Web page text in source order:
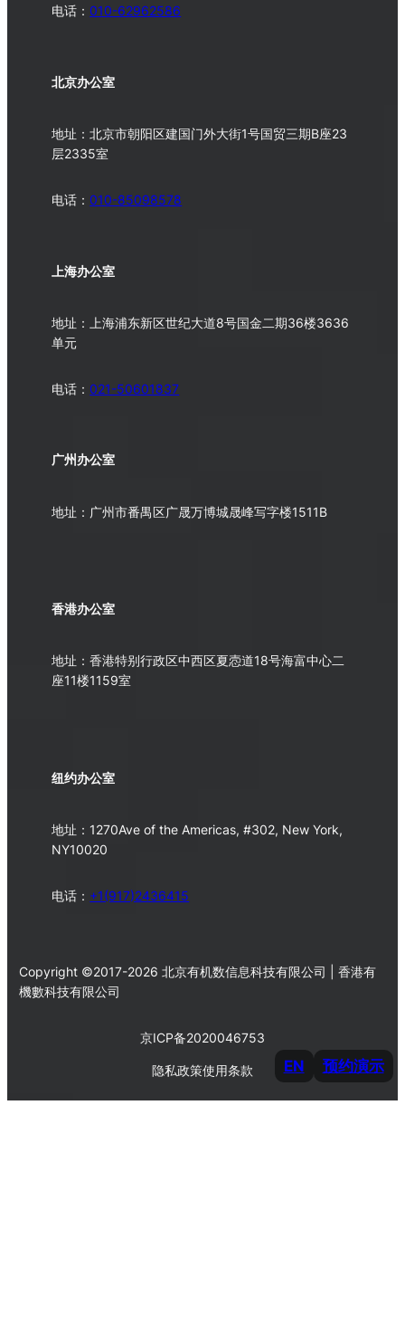
EN 预约演示
电话：010-62962586
北京办公室
地址：北京市朝阳区建国门外大街1号国贸三期B座23
层2335室
电话：010-85098578
上海办公室
地址：上海浦东新区世纪大道8号国金二期36楼3636
单元
电话：021-50601837
广州办公室
地址：广州市番禺区广晟万博城晟峰写字楼1511B
香港办公室
地址：香港特别行政区中西区夏悫道18号海富中心二
座11楼1159室
纽约办公室
地址：1270Ave of the Americas, #302, New York,
NY10020
电话： +1(917)2436415
Copyright ©2017-2026 北京有机数信息科技有限公司 | 香港有
機數科技有限公司
京ICP备2020046753
隐私政策使用条款